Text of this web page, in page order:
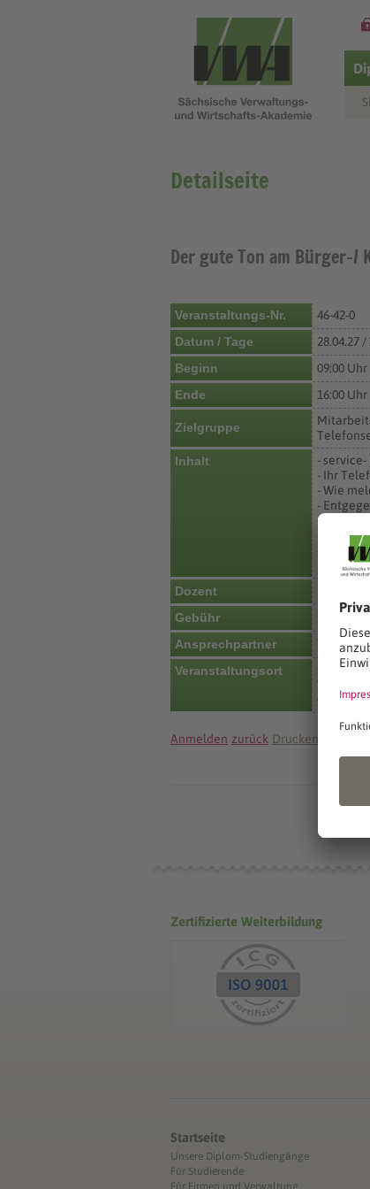
Detailseite
Der gute Ton am Bürger-/
Veranstaltungs-Nr.
46-42-0
Datum / Tage
28.04.27 /
Beginn
09:00 Uhr
Ende
16:00 Uhr
Zielgruppe
Inhalt
-
- Ihr
- Wie
-
- Richtig
-
-
Dozent
Gebühr
Ansprechpartner
Team
Veranstaltungsort
Wiener
01069
Anmelden zurück Drucken
Zertifizierte Weiterbildung
Startseite
Unsere Diplom-Studiengänge
Für Studierende
Für Firmen und Verwaltung